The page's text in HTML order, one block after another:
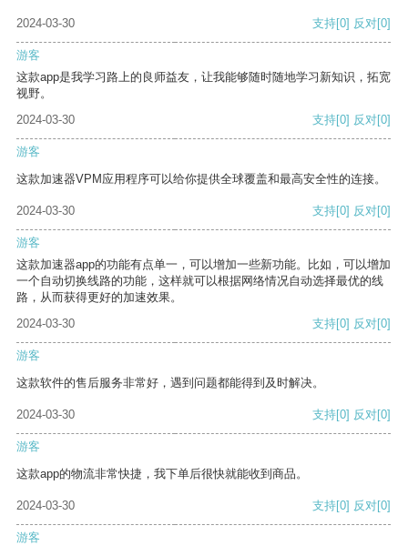
2024-03-30 支持[0] 反对[0]
游客
这款app是我学习路上的良师益友，让我能够随时随地学习新知识，拓宽
视野。
2024-03-30
支持[0] 反对[0]
游客
这款加速器VPM应用程序可以给你提供全球覆盖和最高安全性的连接。
2024-03-30 支持[0] 反对[0]
游客
这款加速器app的功能有点单一，可以增加一些新功能。比如，可以增加
一个自动切换线路的功能，这样就可以根据网络情况自动选择最优的线
路，从而获得更好的加速效果。
2024-03-30
支持[0] 反对[0]
游客
这款软件的售后服务非常好，遇到问题都能得到及时解决。
2024-03-30 支持[0] 反对[0]
游客
这款app的物流非常快捷，我下单后很快就能收到商品。
2024-03-30 支持[0] 反对[0]
游客